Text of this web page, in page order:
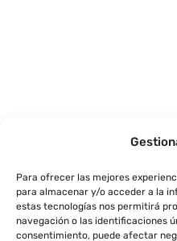
Para ofrecer las mejores
para almacenar y/o acceder a la
estas tecnologías nos permitirá
navegación o las identificaciones
consentimiento, puede afectar